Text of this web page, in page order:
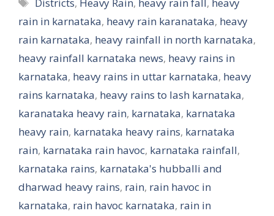
rain in karnataka, heavy rain karanataka, heavy
rain karnataka, heavy rainfall in north karnataka,
heavy rainfall karnataka news, heavy rains in
karnataka, heavy rains in uttar karnataka, heavy
rains karnataka, heavy rains to lash karnataka,
karanataka heavy rain, karnataka, karnataka
heavy rain, karnataka heavy rains, karnataka
rain, karnataka rain havoc, karnataka rainfall,
karnataka rains, karnataka's hubballi and
dharwad heavy rains, rain, rain havoc in
karnataka, rain havoc karnataka, rain in